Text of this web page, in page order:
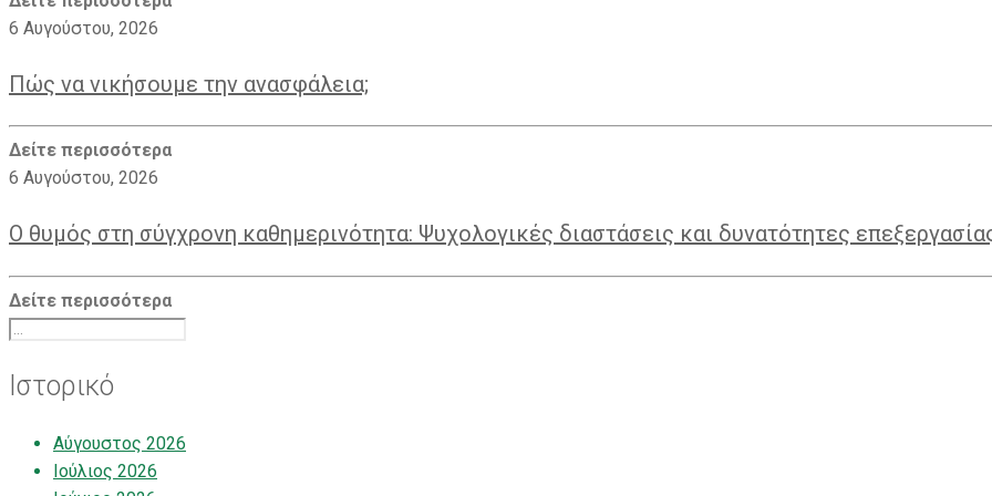
6 Αυγούστου, 2026
Πώς να νικήσουμε την ανασφάλεια;
Δείτε περισσότερα
6 Αυγούστου, 2026
Ο θυμός στη σύγχρονη καθημερινότητα: Ψυχoλογικές διαστάσεις και δυνατότητες
Δείτε περισσότερα
Ιστορικό
Αύγουστος 2026
Ιούλιος 2026